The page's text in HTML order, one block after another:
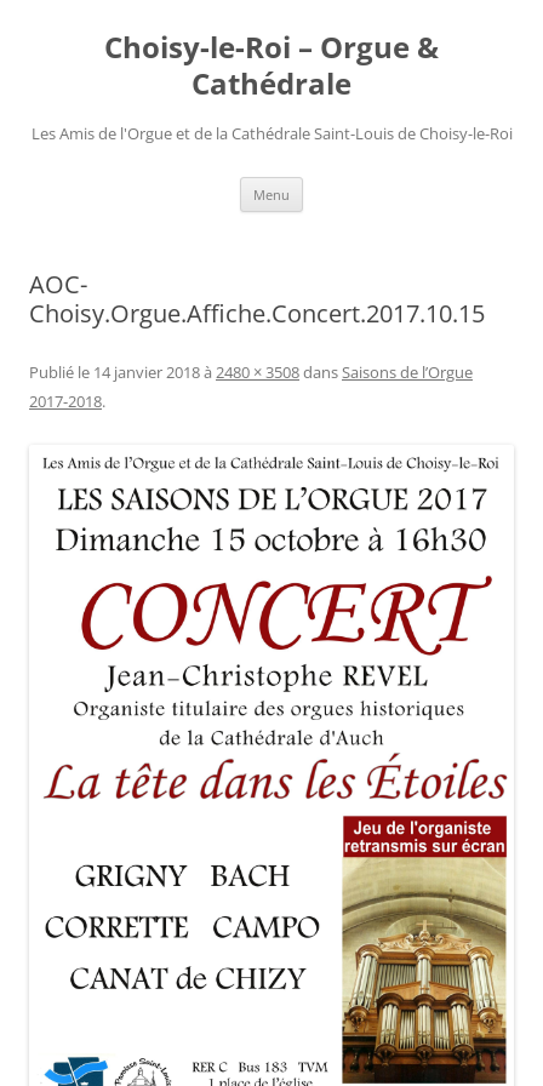
Choisy-le-Roi – Orgue &
Cathédrale
Les Amis de l'Orgue et de la Cathédrale Saint-Louis de Choisy-le-Roi
Menu
AOC-
Choisy.Orgue.Affiche.Concert.2017.10.15
Publié le 14 janvier 2018à 2480 × 3508dansSaisons de l’Orgue
2017-2018.